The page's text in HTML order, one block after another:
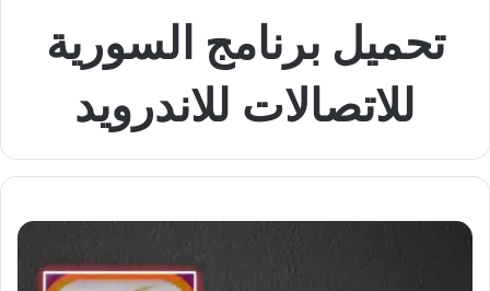
تحميل برنامج السورية
للاتصالات للاندرويد